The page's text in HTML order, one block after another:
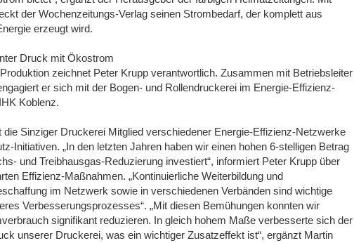
der Wochenzeitungs-Verlag seinen Strombedarf, der komplett aus
erzeugt wird.
Druck mit Ökostrom
zeichnet Peter Krupp verantwortlich. Zusammen mit Betriebsleiter
er sich mit der Bogen- und Rollendruckerei im Energie-Effizienz-
Koblenz.
die Sinziger Druckerei Mitglied verschiedener Energie-Effizienz-Netzwerke
Initiativen. „In den letzten Jahren haben wir einen hohen 6-stelligen Betrag
und Treibhausgas-Reduzierung investiert“, informiert Peter Krupp über
Effizienz-Maßnahmen. „Kontinuierliche Weiterbildung und
im Netzwerk sowie in verschiedenen Verbänden sind wichtige
Verbesserungsprozesses“. „Mit diesen Bemühungen konnten wir
signifikant reduzieren. In gleich hohem Maße verbesserte sich der
unserer Druckerei, was ein wichtiger Zusatzeffekt ist“, ergänzt Martin